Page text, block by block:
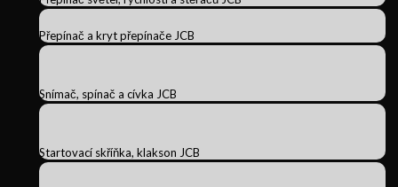
Přepínač a kryt přepínače JCB
Snímač, spínač a cívka JCB
Startovací skříňka, klakson JCB